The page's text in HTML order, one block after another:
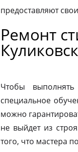
предоставляют
Ремонт
Чтобы
специальное
можно
не выйдет из
того, что мастера